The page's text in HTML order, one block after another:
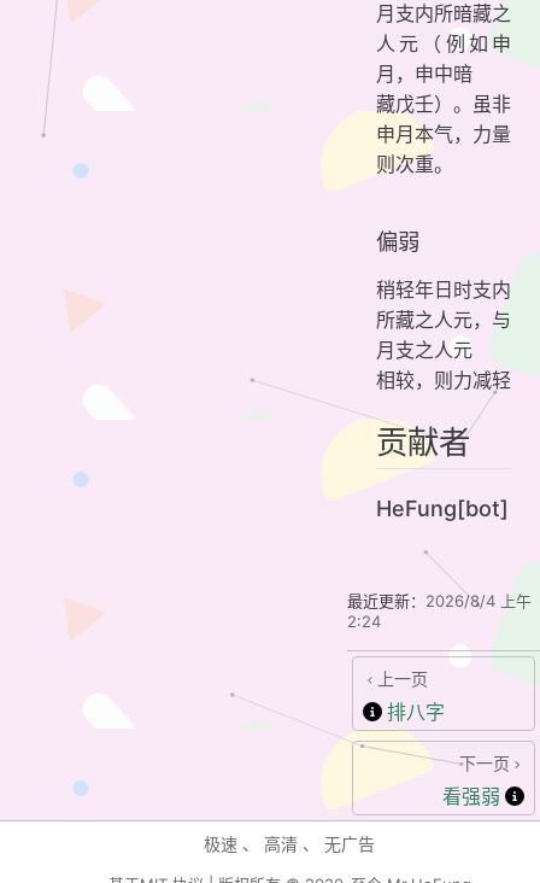
月支内所暗藏之
人元（例如申
月，申中暗
藏戊壬）。虽非
申月本气，力量
则次重。
偏弱
稍轻年日时支内
所藏之人元，与
月支之人元
相较，则力减轻
贡献者
HeFung[bot]
最近更新： 2026/8/4 上午
2:24
上一页
排八字
下一页
看强弱
极速 、 高清 、 无广告